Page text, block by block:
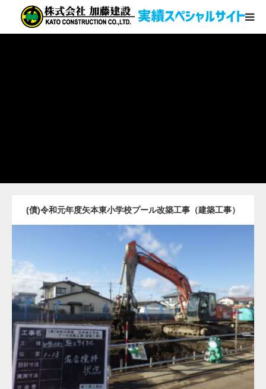
(債)令和元年度矢本東小学校プール改築工事（建築工事）
地盤改良（ALL） 建築の基礎
コーポレートサイト